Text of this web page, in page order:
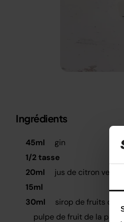
Ingrédients
45ml
gin
1/2 tasse
20ml
jus de citron vert
15ml
30ml
sirop de fruits de la
pulpe de fruit de la